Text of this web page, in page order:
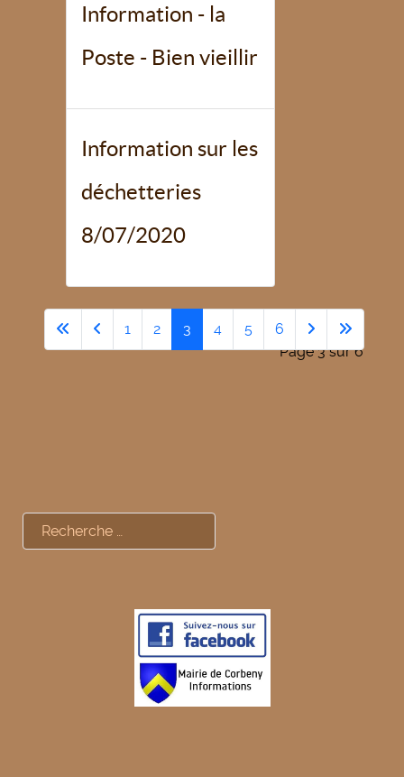
Information - la
Poste - Bien vieillir
Information sur les
déchetteries
8/07/2020
Page 3 sur 6
1 2 3 4 5 6
Rechercher